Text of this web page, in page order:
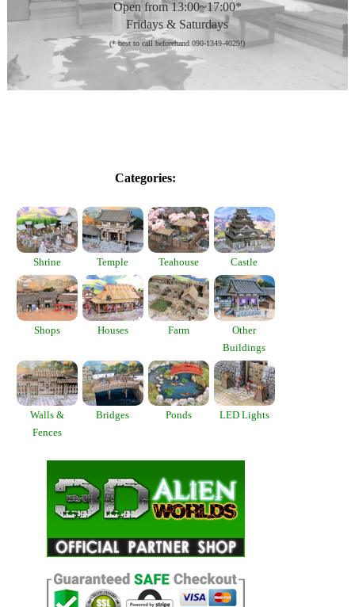
Open from 13:00~17:00*
Fridays & Saturdays
(* best to call beforehand 090-1349-4029!)
Categories:
Shrine Temple Teahouse Castle
Shops Houses Farm
Other
Buildings
Walls &
Fences
Bridges Ponds LED Lights